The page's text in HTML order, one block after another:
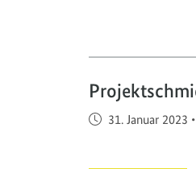
Veröffentlicht am
31. Januar 2023 •